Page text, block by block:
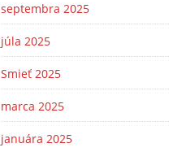
septembra 2025
júla 2025
Smieť 2025
marca 2025
januára 2025